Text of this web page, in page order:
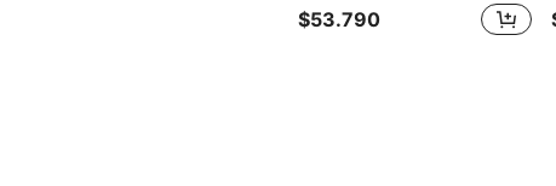
$53.790